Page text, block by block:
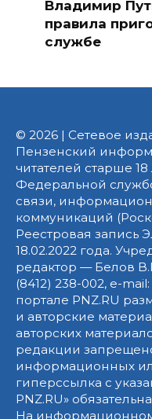
Владимир
правила
службе
© 2026 | Сетевое
Пензенский
читателей старше
Федеральной
связи,
коммуникаций
Реестровая запись
18.02.2022 года.
редактор — Белов
(8412) 238-002, e-
портале PNZ.RU
и авторские
авторских
редакции
информационных
гиперссылка с
PNZ.RU»
На